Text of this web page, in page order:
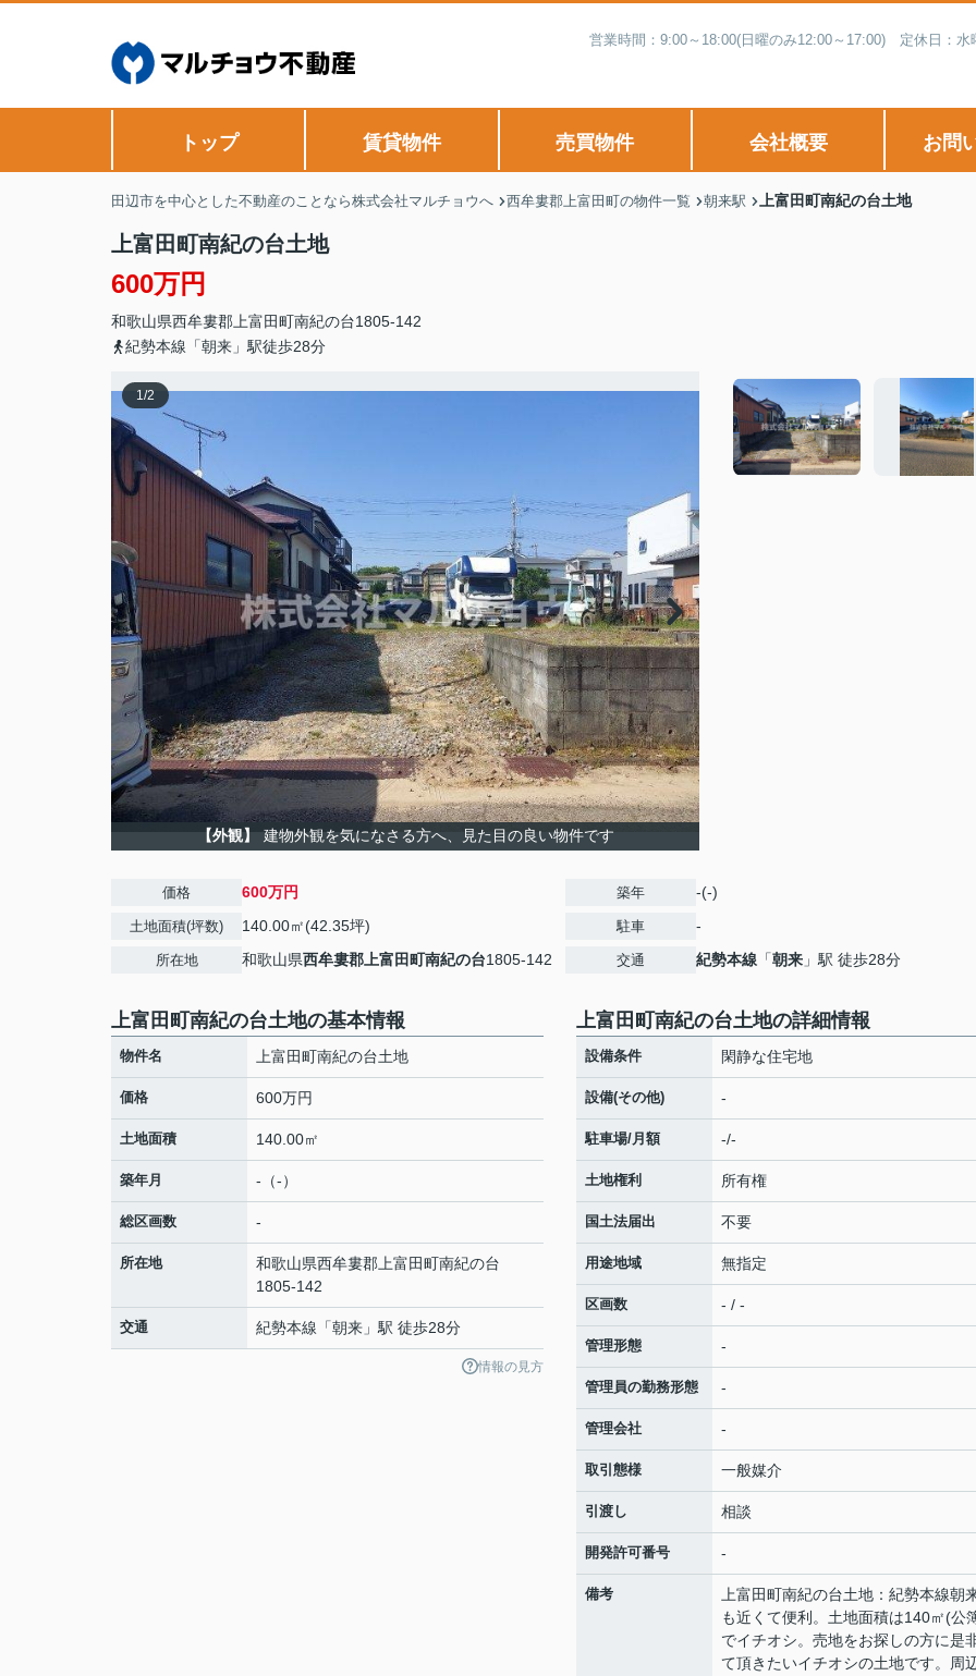
営業時間：9:00～18:00(日曜のみ12:00～17:00) 定休日：
トップ 賃貸物件 売買物件 会社概要 お問
田辺市を中心とした不動産のことなら株式会社マルチョウへ 西牟婁郡上富田町の物件一覧 朝来駅 上富田町南紀の台土地
上富田町南紀の台土地
600万円
和歌山県西牟婁郡上富田町南紀の台1805-142
紀勢本線「朝来」駅徒歩28分
1/2
【外観】 建物外観を気になさる方へ、見た目の良い物件です
価格 600万円
土地面積(坪数) 140.00㎡(42.35坪)
所在地 和歌山県西牟婁郡上富田町南紀の台1805-142
築年 -(-)
駐車 -
交通 紀勢本線 「朝来 」駅 徒歩28分
上富田町南紀の台土地の基本情報
物件名 上富田町南紀の台土地
価格 600万円
土地面積 140.00㎡
築年月 -（-）
総区画数 -
所在地 和歌山県西牟婁郡上富田町南紀の台
1805-142
交通 紀勢本線 「朝来 」駅 徒歩28分
情報の見方
上富田町南紀の台土地の詳細情報
設備条件 閑静な住宅地
設備(その他) -
駐車場/月額 -/-
土地権利 所有権
国土法届出 不要
用途地域 無指定
区画数 - / -
管理形態 -
管理員の勤務形態 -
管理会社 -
取引態様 一般媒介
引渡し 相談
開発許可番号 -
備考
上富田町南紀の台土地：紀勢本線朝
も近くて便利。土地面積は140㎡(公
でイチオシ。売地をお探しの方に是
て頂きたいイチオシの土地です。周